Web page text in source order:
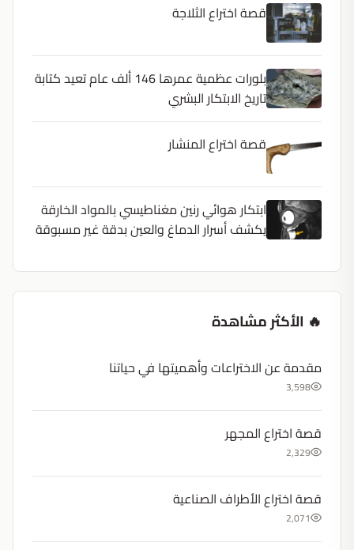
قصة اختراع الثلاجة
بلورات عظمية عمرها 146 ألف عام تعيد كتابة
تاريخ الابتكار البشري
قصة اختراع المنشار
ابتكار هوائي رنين مغناطيسي بالمواد الخارقة
يكشف أسرار الدماغ والعين بدقة غير مسبوقة
🔥 الأكثر مشاهدة
مقدمة عن الاختراعات وأهميتها في حياتنا
3,598
قصة اختراع المجهر
2,329
قصة اختراع الأطراف الصناعية
2,071